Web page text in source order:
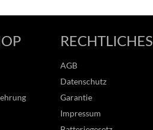
RECHTLICHES
AGB
Datenschutz
Garantie
Impressum